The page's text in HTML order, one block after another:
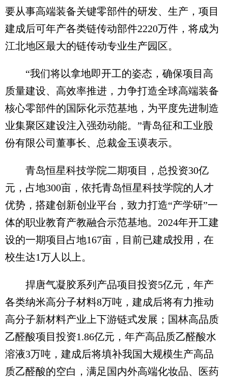
要从事高端装备关键零部件的研发、生产，项目
建成后可年产各类链传动部件2220万件，将成为
江北地区最大的链传动专业生产园区。
“我们将以拿地即开工的姿态，确保项目高
质量建设、高效率推进，力争打造全球高端装备
核心零部件的国际化示范基地，为平度先进制造
业集聚区建设注入强劲动能。”青岛征和工业股
份有限公司董事长、总裁金玉谟表示。
青岛恒星科技学院二期项目，总投资30亿
元，占地300亩，依托青岛恒星科技学院的人才
优势，搭建创新创业平台，致力打造“产学研”一
体的职业教育产教融合示范基地。2024年开工建
设的一期项目占地167亩，目前已建成投用，在
校生达1万人以上。
捍唐气凝胶系列产品项目投资5亿元，年产
各类纳米高分子材料8万吨，建成后将有力推动
高分子新材料产业上下游链式发展；国林高品质
乙醛酸项目投资1.86亿元，年产高品质乙醛酸水
溶液3万吨，建成后将填补我国大规模生产高品
质乙醛酸的空白，满足国内外高端化妆品、医药